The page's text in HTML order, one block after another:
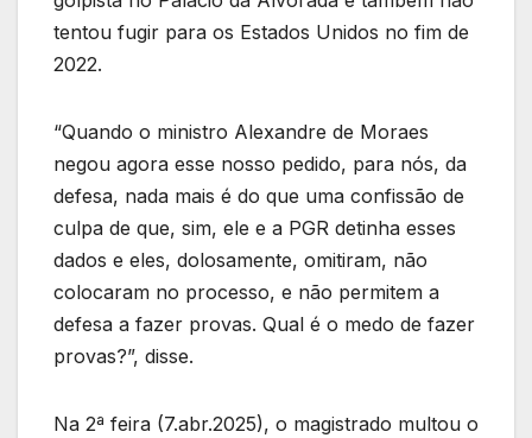
tentou fugir para os Estados Unidos no fim de
2022.
“Quando o ministro Alexandre de Moraes
negou agora esse nosso pedido, para nós, da
defesa, nada mais é do que uma confissão de
culpa de que, sim, ele e a PGR detinha esses
dados e eles, dolosamente, omitiram, não
colocaram no processo, e não permitem a
defesa a fazer provas. Qual é o medo de fazer
provas?”, disse.
Na 2ª feira (7.abr.2025), o magistrado multou o